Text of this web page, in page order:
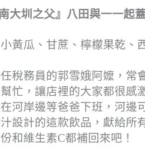
大圳之父』八田與一一起
黃瓜、甘蔗、檸檬果乾、
稅務員的郭雪娥阿嬤，
忙，讓店裡的大家都很感
河岸邊等爸爸下班，河邊
設計的這款飲品，獻給
和維生素C都補回來吧！